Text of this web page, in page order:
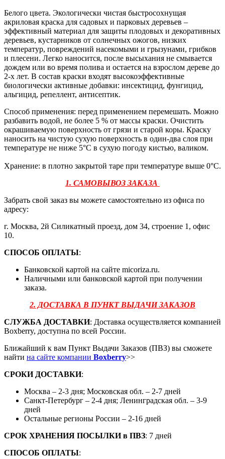
Белого цвета. Экологически чистая быстросохнущая
акриловая краска для садовых и парковых деревьев –
эффективный материал для защиты плодовых и декоративных
деревьев, кустарников от солнечных ожогов, низких
температур, повреждений насекомыми и грызунами, грибков
и плесени. Легко наносится, после высыхания не смывается
дождем или во время полива и остается на взрослом дереве до
2-х лет. В состав краски входят высокоэффективные
биологически активные добавки: инсектицид, фунгицид,
альгицид, репеллент, антисептик.
Способ применения: перед применением перемешать. Можно
разбавить водой, не более 5 % от массы краски. Очистить
окрашиваемую поверхность от грязи и старой коры. Краску
наносить на чистую сухую поверхность в один-два слоя при
температуре не ниже 5°С в сухую погоду кистью, валиком.
Хранение: в плотно закрытой таре при температуре выше 0°С.
1. САМОВЫВОЗ ЗАКАЗА
Забрать свой заказ вы можете самостоятельно из офиса по
адресу:
г. Москва, 2й Силикатный проезд, дом 34, строение 1, офис
10.
СПОСОБ ОПЛАТЫ:
Банковской картой на сайте micoriza.ru.
Наличными или банковской картой при получении
заказа.
2. ДОСТАВКА В ПУНКТ ВЫДАЧИ ЗАКАЗОВ
СЛУЖБА ДОСТАВКИ: Доставка осуществляется компанией
Boxberry, доступна по всей России.
Ближайший к вам Пункт Выдачи Заказов (ПВЗ) вы сможете
найти на сайте компании Boxberry>>
СРОКИ ДОСТАВКИ:
Москва – 2-3 дня; Московская обл. – 2-7 дней
Санкт-Петербург – 2-4 дня; Ленинградская обл. – 3-9
дней
Остальные регионы России – 2-16 дней
СРОК ХРАНЕНИЯ ПОСЫЛКИ в ПВЗ: 7 дней
СПОСОБ ОПЛАТЫ: